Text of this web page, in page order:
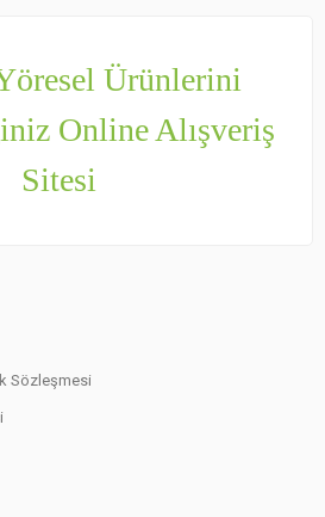
Ürünlerini
Online Alışveriş
Sitesi
Sözleşmesi